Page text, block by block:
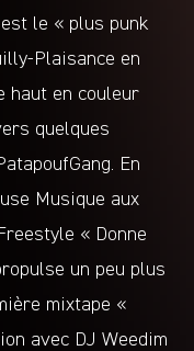
le « plus punk
Plaisance en
haut en couleur
quelques
En
Musique aux
« Donne
un peu plus
mixtape «
avec DJ Weedim